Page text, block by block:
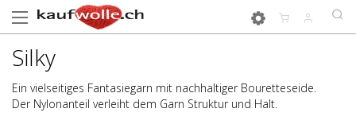
Silky
Ein vielseitiges Fantasiegarn mit nachhaltiger Bouretteseide.
Der Nylonanteil verleiht dem Garn Struktur und Halt.